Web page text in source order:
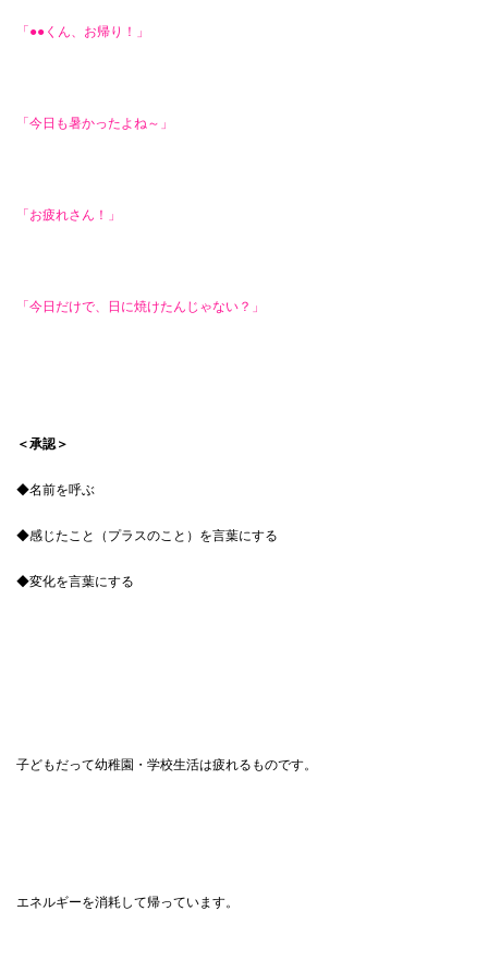
「●●くん、お帰り！」
「今日も暑かったよね～」
「お疲れさん！」
「今日だけで、日に焼けたんじゃない？」
＜承認＞
◆名前を呼ぶ
◆感じたこと（プラスのこと）を言葉にする
◆変化を言葉にする
子どもだって幼稚園・学校生活は疲れるものです。
エネルギーを消耗して帰っています。